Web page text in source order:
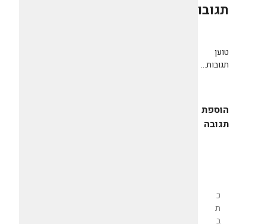
תגובות
טוען
תגובות...
הוספת
תגובה